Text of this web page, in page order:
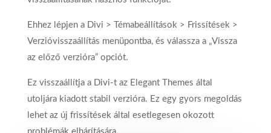
Ehhez lépjen a Divi > Témabeállítások > Frissítések >
Verzióvisszaállítás menüpontba, és válassza a „Vissza
az előző verzióra” opciót.
Ez visszaállítja a Divi-t az Elegant Themes által
utoljára kiadott stabil verzióra. Ez egy gyors megoldás
lehet az új frissítések által esetlegesen okozott